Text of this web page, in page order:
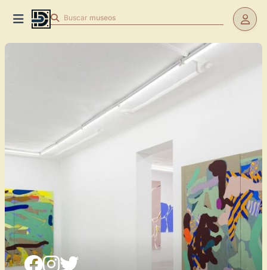
Buscar museos